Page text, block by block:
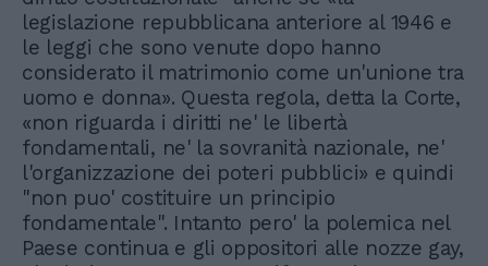
legislazione repubblicana anteriore al 1946 e
le leggi che sono venute dopo hanno
considerato il matrimonio come un'unione tra
uomo e donna». Questa regola, detta la Corte,
«non riguarda i diritti ne' le libertà
fondamentali, ne' la sovranità nazionale, ne'
l'organizzazione dei poteri pubblici» e quindi
"non puo' costituire un principio
fondamentale". Intanto pero' la polemica nel
Paese continua e gli oppositori alle nozze gay,